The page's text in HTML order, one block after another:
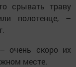
срывать траву
полотенце, –
очень скоро их
месте.